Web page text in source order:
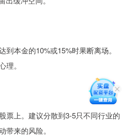
本金的10%或15%时果断离场。
理。
票上。建议分散到3-5只不同行业的
带来的风险。